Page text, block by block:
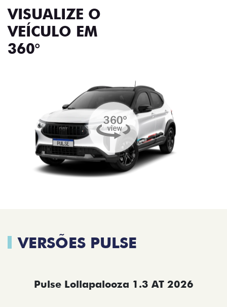
VISUALIZE O
VEÍCULO EM
360°
VERSÕES PULSE
Pulse Lollapalooza 1.3 AT 2026